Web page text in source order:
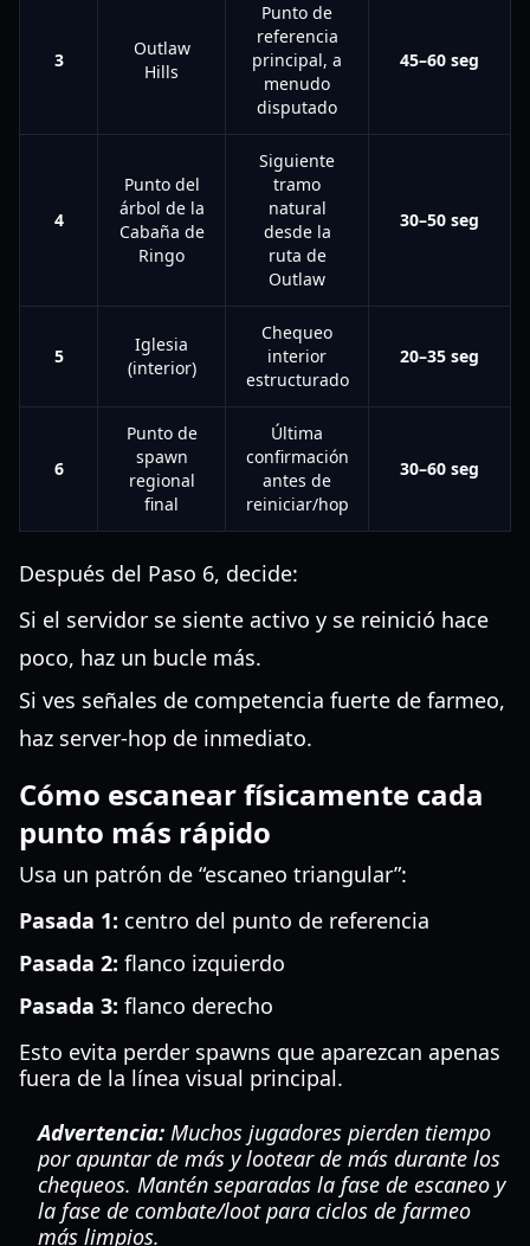
3
Outlaw
Hills
Punto de
referencia
principal, a
menudo
disputado
45–60 seg
4
Punto del
árbol de la
Cabaña de
Ringo
Siguiente
tramo
natural
desde la
ruta de
Outlaw
30–50 seg
5
Iglesia
(interior)
Chequeo
interior
estructurado
20–35 seg
6
Punto de
spawn
regional
final
Última
confirmación
antes de
reiniciar/hop
30–60 seg
Después del Paso 6, decide:
Si el servidor se siente activo y se reinició hace
poco, haz un bucle más.
Si ves señales de competencia fuerte de farmeo,
haz server-hop de inmediato.
Cómo escanear físicamente cada
punto más rápido
Usa un patrón de “escaneo triangular”:
Pasada 1: centro del punto de referencia
Pasada 2: flanco izquierdo
Pasada 3: flanco derecho
Esto evita perder spawns que aparezcan apenas
fuera de la línea visual principal.
Advertencia: Muchos jugadores pierden tiempo
por apuntar de más y lootear de más durante los
chequeos. Mantén separadas la fase de escaneo y
la fase de combate/loot para ciclos de farmeo
más limpios.